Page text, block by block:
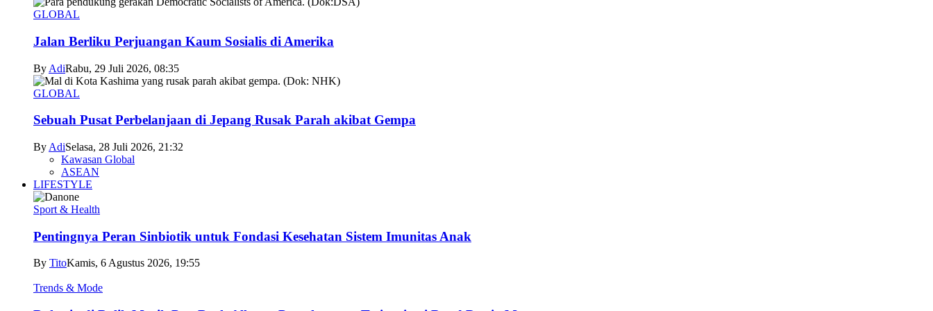
GLOBAL
Jalan Berliku Perjuangan Kaum Sosialis di Amerika
By AdiRabu, 29 Juli 2026, 08:35
GLOBAL
Sebuah Pusat Perbelanjaan di Jepang Rusak Parah akibat Gempa
By AdiSelasa, 28 Juli 2026, 21:32
Kawasan Global
ASEAN
LIFESTYLE
Sport & Health
Pentingnya Peran Sinbiotik untuk Fondasi Kesehatan Sistem Imunitas Anak
By TitoKamis, 6 Agustus 2026, 19:55
Trends & Mode